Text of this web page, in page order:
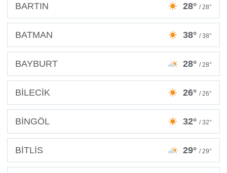
BARTIN 28° / 28°
BATMAN 38° / 38°
BAYBURT 28° / 28°
BİLECİK 26° / 26°
BİNGÖL 32° / 32°
BİTLİS 29° / 29°